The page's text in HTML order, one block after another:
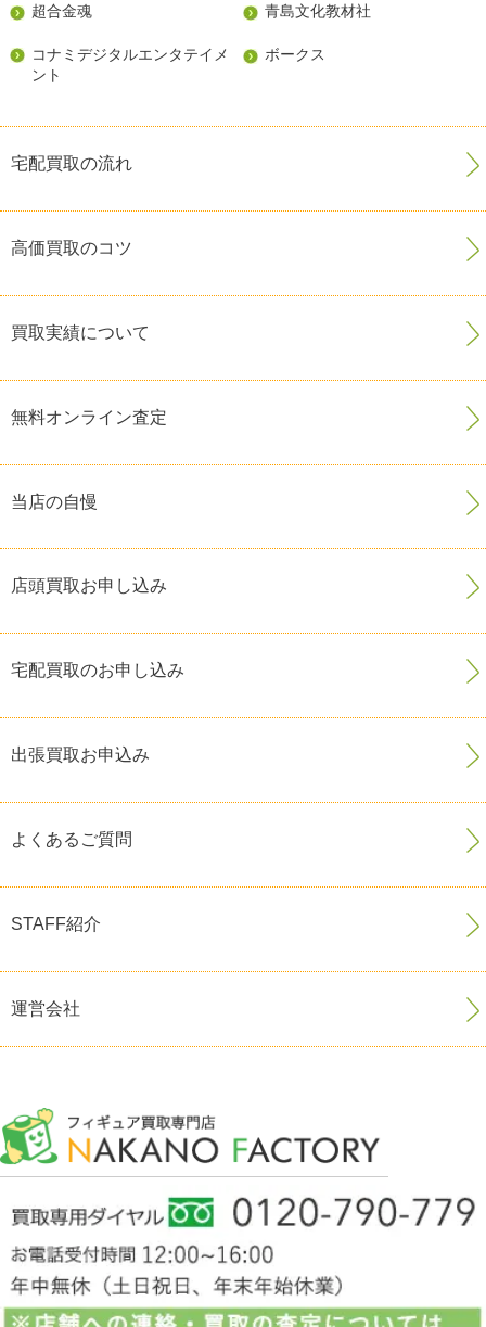
超合金魂 青島文化教材社
コナミデジタルエンタテイメ
ント
ボークス
宅配買取の流れ
高価買取のコツ
買取実績について
無料オンライン査定
当店の自慢
店頭買取お申し込み
宅配買取のお申し込み
出張買取お申込み
よくあるご質問
STAFF紹介
運営会社